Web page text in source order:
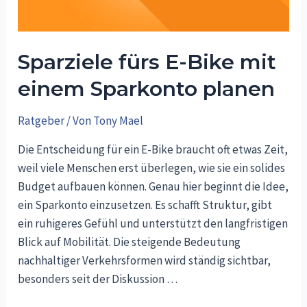
Sparziele fürs E-Bike mit
einem Sparkonto planen
Ratgeber/ VonTony Mael
Die Entscheidung für ein E-Bike braucht oft etwas Zeit,
weil viele Menschen erst überlegen, wie sie ein solides
Budget aufbauen können. Genau hier beginnt die Idee,
ein Sparkonto einzusetzen. Es schafft Struktur, gibt
ein ruhigeres Gefühl und unterstützt den langfristigen
Blick auf Mobilität. Die steigende Bedeutung
nachhaltiger Verkehrsformen wird ständig sichtbar,
besonders seit der Diskussion …